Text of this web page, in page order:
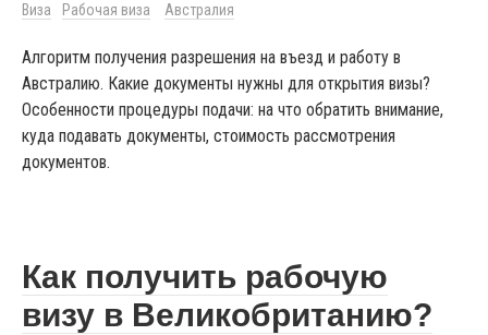
Виза Рабочая виза Австралия
Алгоритм получения разрешения на въезд и работу в
Австралию. Какие документы нужны для открытия визы?
Особенности процедуры подачи: на что обратить внимание,
куда подавать документы, стоимость рассмотрения
документов.
Как получить рабочую
визу в Великобританию?